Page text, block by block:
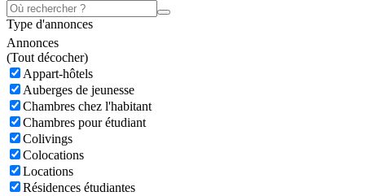
Type d'annonces
Annonces
(Tout décocher)
Appart-hôtels
Auberges de jeunesse
Chambres chez l'habitant
Chambres pour étudiant
Colivings
Colocations
Locations
Résidences étudiantes